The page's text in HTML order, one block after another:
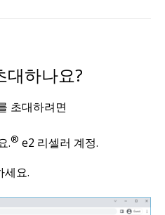
대하나요?
초대하려면
.® e2 리셀러 계정.
세요.